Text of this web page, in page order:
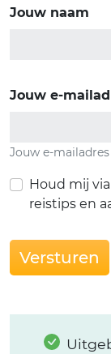
Jouw naam
Jouw e-
Jouw e-
Houd mij
reistips en
Versturen